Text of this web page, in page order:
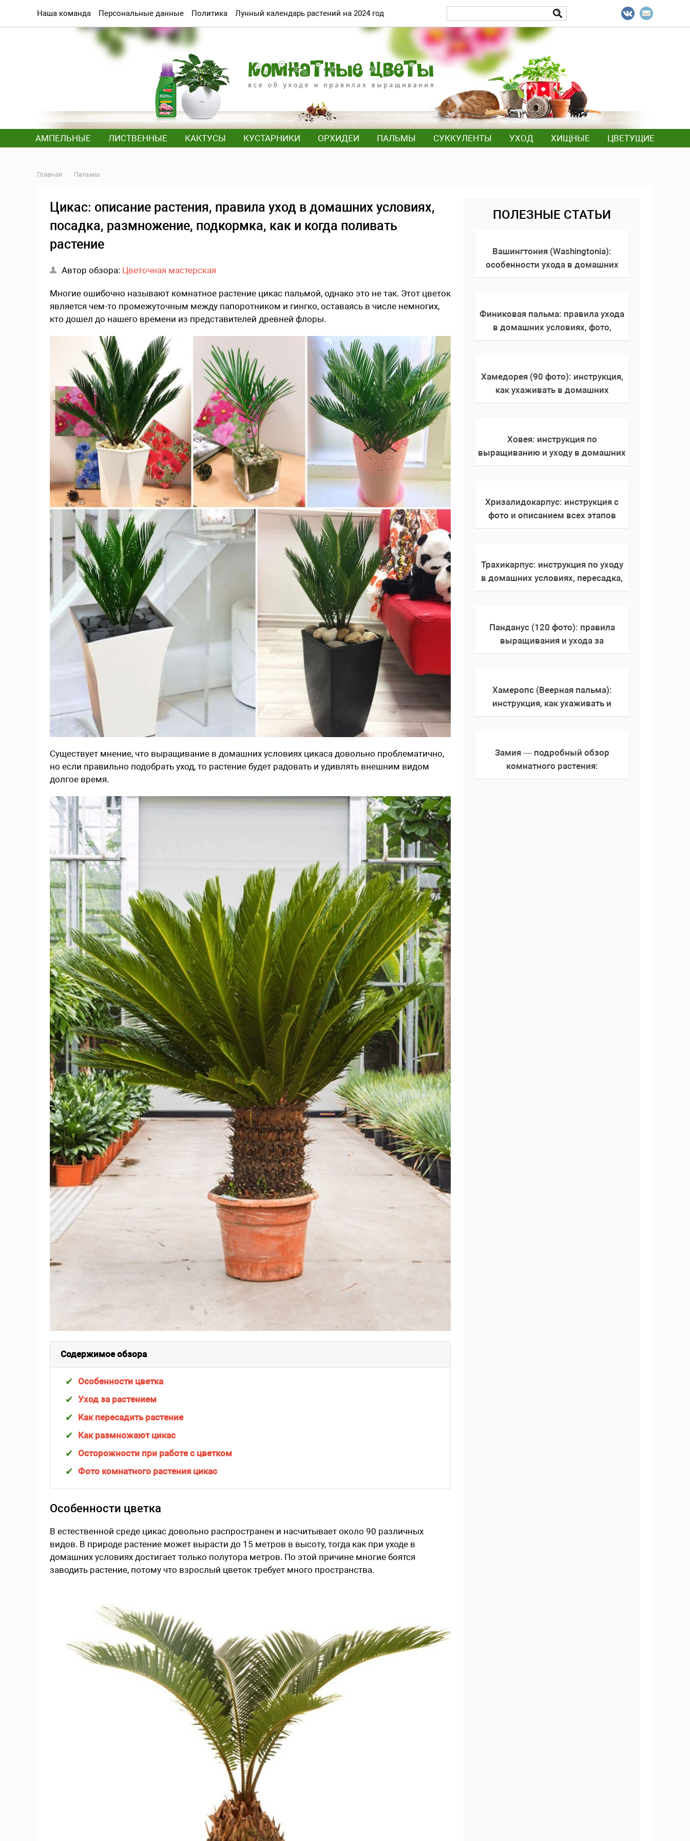
Наша команда Персональные данные Политика Лунный календарь растений на 2024 год
АМПЕЛЬНЫЕ ЛИСТВЕННЫЕ КАКТУСЫ КУСТАРНИКИ ОРХИДЕИ ПАЛЬМЫ СУККУЛЕНТЫ УХОД ХИЩНЫЕ ЦВЕТУЩИЕ
Главная Пальмы
Цикас: описание растения, правила уход в домашних условиях,
посадка, размножение, подкормка, как и когда поливать
растение
Автор обзора: Цветочная мастерская
Многие ошибочно называют комнатное растение цикас пальмой, однако это не так. Этот цветок
является чем-то промежуточным между папоротником и гингко, оставаясь в числе немногих,
кто дошел до нашего времени из представителей древней флоры.
Существует мнение, что выращивание в домашних условиях цикаса довольно проблематично,
но если правильно подобрать уход, то растение будет радовать и удивлять внешним видом
долгое время.
Содержимое обзора
Особенности цветка
Уход за растением
Как пересадить растение
Как размножают цикас
Осторожности при работе с цветком
Фото комнатного растения цикас
Особенности цветка
В естественной среде цикас довольно распространен и насчитывает около 90 различных
видов. В природе растение может вырасти до 15 метров в высоту, тогда как при уходе в
домашних условиях достигает только полутора метров. По этой причине многие боятся
заводить растение, потому что взрослый цветок требует много пространства.
ПОЛЕЗНЫЕ СТАТЬИ
Вашингтония (Washingtonia):
особенности ухода в домашних
Финиковая пальма: правила ухода
в домашних условиях, фото,
Хамедорея (90 фото): инструкция,
как ухаживать в домашних
Ховея: инструкция по
выращиванию и уходу в домашних
Хризалидокарпус: инструкция с
фото и описанием всех этапов
Трахикарпус: инструкция по уходу
в домашних условиях, пересадка,
Панданус (120 фото): правила
выращивания и ухода за
Хамеропс (Веерная пальма):
инструкция, как ухаживать и
Замия — подробный обзор
комнатного растения: